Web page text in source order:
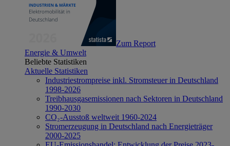
Zum Report
Energie & Umwelt
Beliebte Statistiken
Aktuelle Statistiken
Industriestrompreise inkl. Stromsteuer in Deutschland
1998-2026
Treibhausgasemissionen nach Sektoren in Deutschland
1990-2030
CO₂-Ausstoß weltweit 1960-2024
Stromerzeugung in Deutschland nach Energieträger
2000-2025